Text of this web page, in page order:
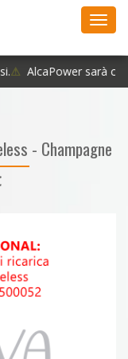
⚠AlcaPower sarà
- Champagne